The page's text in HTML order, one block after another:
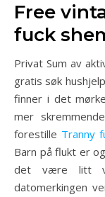
Free
fuck
Privat Sum av
gratis søk
finner i det
mer
forestille Tranny
Barn på flukt er
det være litt
datomerkingen